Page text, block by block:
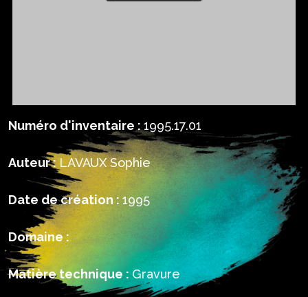
Numéro d'inventaire : 1995.17.01
Auteur : LAVAUX Sophie
Date de création : 1995
Domaine :
Matière technique : Gravure